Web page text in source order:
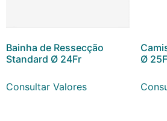
Bainha de Ressecção
Standard Ø 24Fr
Consultar Valores
Ø